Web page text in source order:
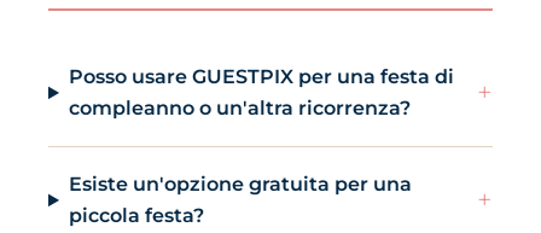
Posso usare GUESTPIX per una festa di
compleanno o un'altra ricorrenza?
+
Esiste un'opzione gratuita per una
piccola festa?
+